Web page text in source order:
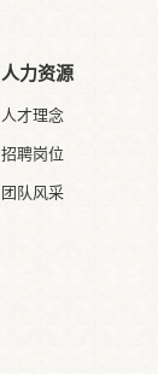
人力资源
人才理念
招聘岗位
团队风采